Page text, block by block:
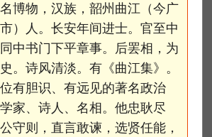
博物，汉族，韶州曲江（今广
）人。长安年间进士。官至中
中书门下平章事。后罢相，为
。诗风清淡。有《曲江集》。
有胆识、有远见的著名政治
家、诗人、名相。他忠耿尽
守则，直言敢谏，选贤任能，